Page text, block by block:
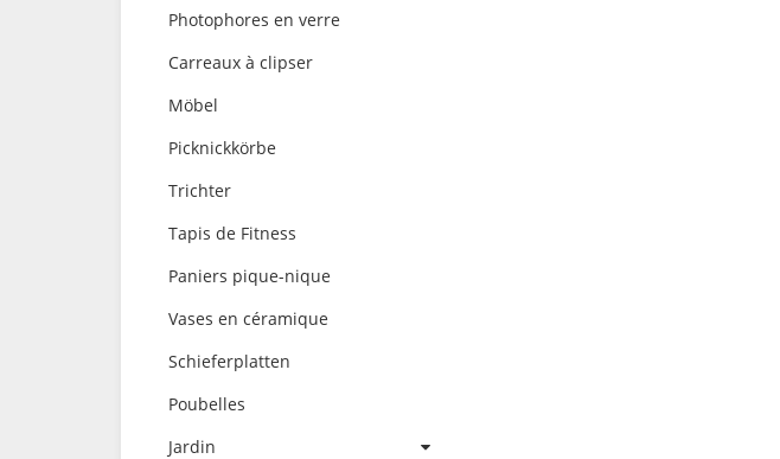
Photophores en verre
Carreaux à clipser
Möbel
Picknickkörbe
Trichter
Tapis de Fitness
Paniers pique-nique
Vases en céramique
Schieferplatten
Poubelles
Jardin